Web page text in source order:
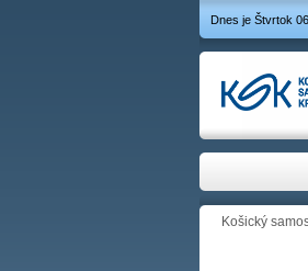
Dnes je Štvrtok
Košický